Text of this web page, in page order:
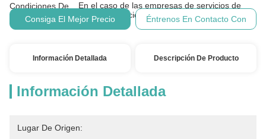
Condiciones De
Pago:
En el caso de las empresas de servicios de
telecomunicaciones:
Consiga El Mejor Precio Éntrenos En Contacto Con
Información Detallada Descripción De Producto
Información Detallada
Lugar De Origen: